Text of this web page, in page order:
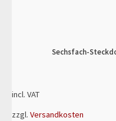
Sechsfach-
incl. VAT
zzgl. Versandkosten